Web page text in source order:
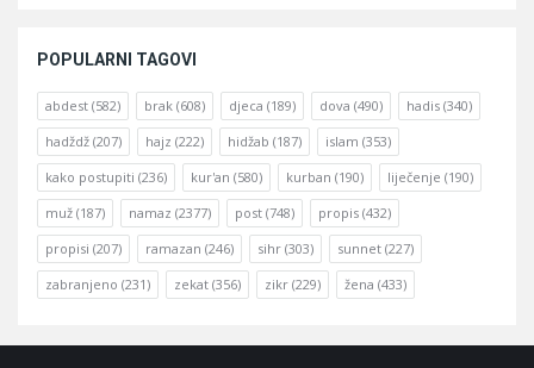
POPULARNI TAGOVI
abdest (582) brak (608) djeca (189) dova (490) hadis (340)
hadždž (207) hajz (222) hidžab (187) islam (353)
kako postupiti (236) kur'an (580) kurban (190) liječenje (190)
muž (187) namaz (2377) post (748) propis (432)
propisi (207) ramazan (246) sihr (303) sunnet (227)
zabranjeno (231) zekat (356) zikr (229) žena (433)